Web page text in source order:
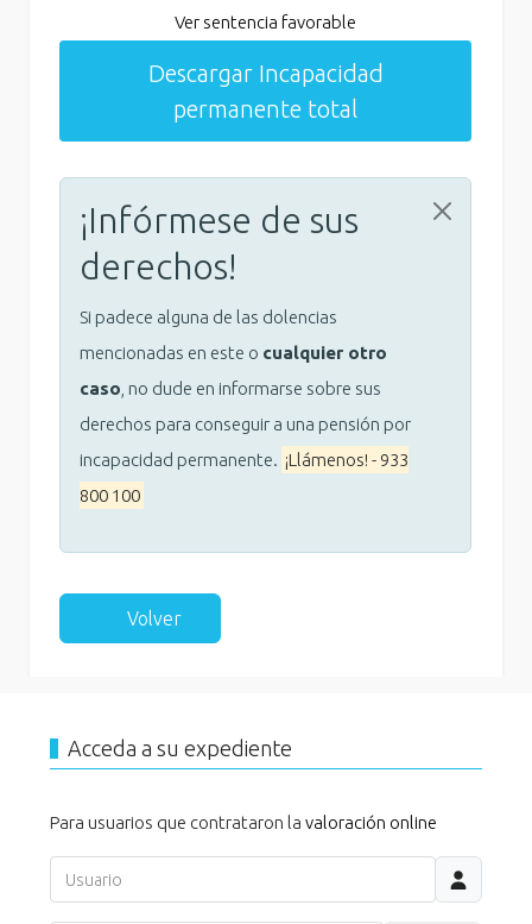
Ver sentencia favorable
Descargar Incapacidad
permanente total
¡Infórmese de sus
derechos!
Si padece alguna de las dolencias
mencionadas en este o cualquier otro
caso , no dude en informarse sobre sus
derechos para conseguir a una pensión por
incapacidad permanente. ¡Llámenos! - 933
800 100
Volver
Acceda a su expediente
Para usuarios que contrataron la valoración online
Usuario